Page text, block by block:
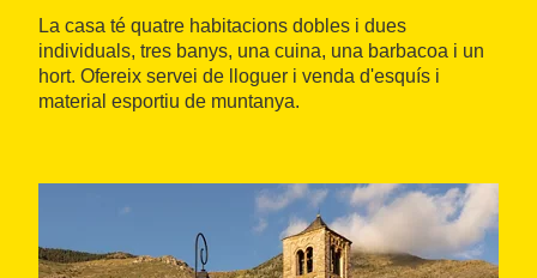
La casa té quatre habitacions dobles i dues
individuals, tres banys, una cuina, una barbacoa i un
hort. Ofereix servei de lloguer i venda d'esquís i
material esportiu de muntanya.